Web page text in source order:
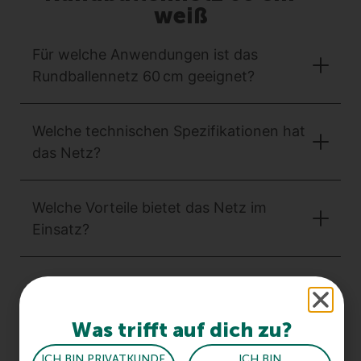
weiß
Für welche Anwendungen ist das
Rundballennetz 60 cm geeignet?
Welche technischen Spezifikationen hat
das Netz?
Welche Vorteile bietet das Netz im
Einsatz?
Was trifft auf dich zu?